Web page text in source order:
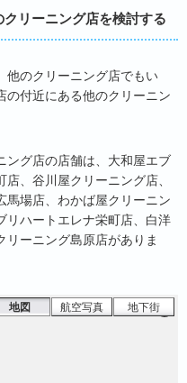
リーニング店を検討する
他のクリーニング店でもい
の付近にある他のクリーニン
ング店の店舗は、大和屋エブ
、谷川屋クリーニング店、
馬場店、わかば屋クリーニン
リハートエレナ栄町店、白洋
ーニング島原店がありま
リハート一番街店
ホワイト急便
地図 航空写真 地下街